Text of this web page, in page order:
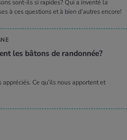
sont-ils si rapides? Qui a inventé la
à ces questions et à bien d’autres encore!
les bâtons de ran­don­née?
Ce qu’ils nous apportent et